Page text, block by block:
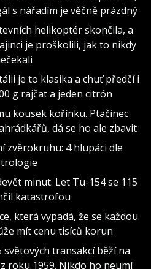
s nářadím je věčně prázdný
helikoptér skončila, a
je proškolili, jak to nikdy
je to klasika a chuť předčí i
g rajčat a jeden citrón
kousek kořínku. Ptačinec
dá se ho ale zbavit
zvěrokruhu: 4 hlupáci dle
minut. Let Tu-154 se 115
katastrofou
která vypadá, že se každou
mít cenu tisíců korun
světových transakcí běží na
roku 1959. Nikdo ho neumí